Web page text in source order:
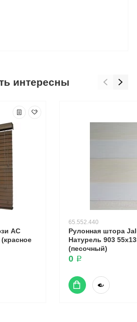
интересны
АС
65.552.440
Рулонная штора
Натурель 903
(песочный)
0 ₽